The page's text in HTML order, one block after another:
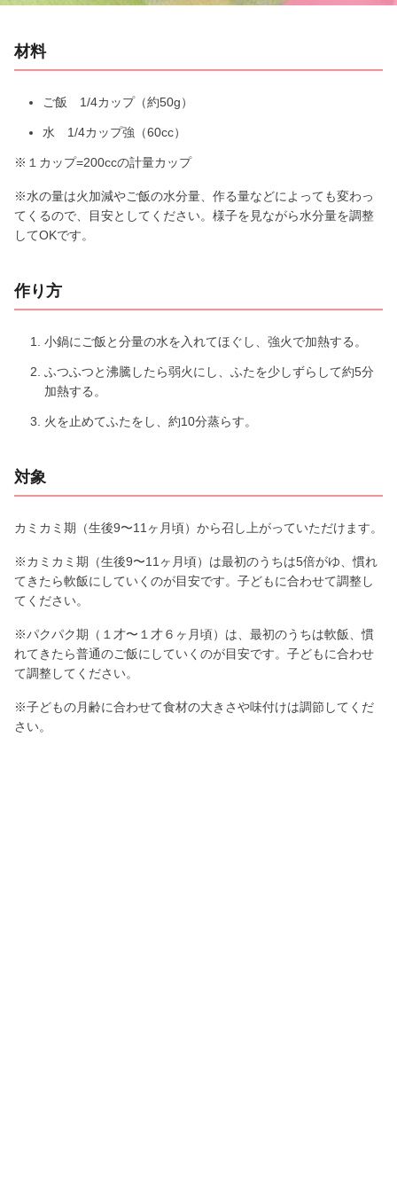
d
材料
ご飯 1/4カップ（約50g）
水 1/4カップ強（60cc）
※１カップ=200ccの計量カップ
※水の量は火加減やご飯の水分量、作る量などによっても変わっ
てくるので、目安としてください。様子を見ながら水分量を調整
してOKです。
作り方
小鍋にご飯と分量の水を入れてほぐし、強火で加熱する。
ふつふつと沸騰したら弱火にし、ふたを少しずらして約5分
加熱する。
火を止めてふたをし、約10分蒸らす。
対象
カミカミ期（生後9〜11ヶ月頃）から召し上がっていただけます。
※カミカミ期（生後9〜11ヶ月頃）は最初のうちは5倍がゆ、慣れ
てきたら軟飯にしていくのが目安です。子どもに合わせて調整し
てください。
※パクパク期（１才〜１才６ヶ月頃）は、最初のうちは軟飯、慣
れてきたら普通のご飯にしていくのが目安です。子どもに合わせ
て調整してください。
※子どもの月齢に合わせて食材の大きさや味付けは調節してくだ
さい。